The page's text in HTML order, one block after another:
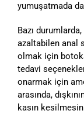
yumuşatmada
Bazı
azaltabilen anal
olmak için
tedavi
onarmak için
arasında,
kasın